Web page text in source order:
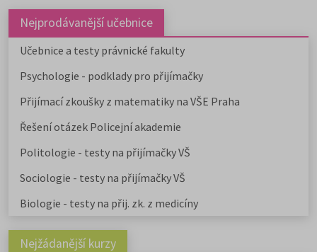
Nejprodávanější učebnice
Učebnice a testy právnické fakulty
Psychologie - podklady pro přijímačky
Přijímací zkoušky z matematiky na VŠE Praha
Řešení otázek Policejní akademie
Politologie - testy na přijímačky VŠ
Sociologie - testy na přijímačky VŠ
Biologie - testy na přij. zk. z medicíny
Nejžádanější kurzy